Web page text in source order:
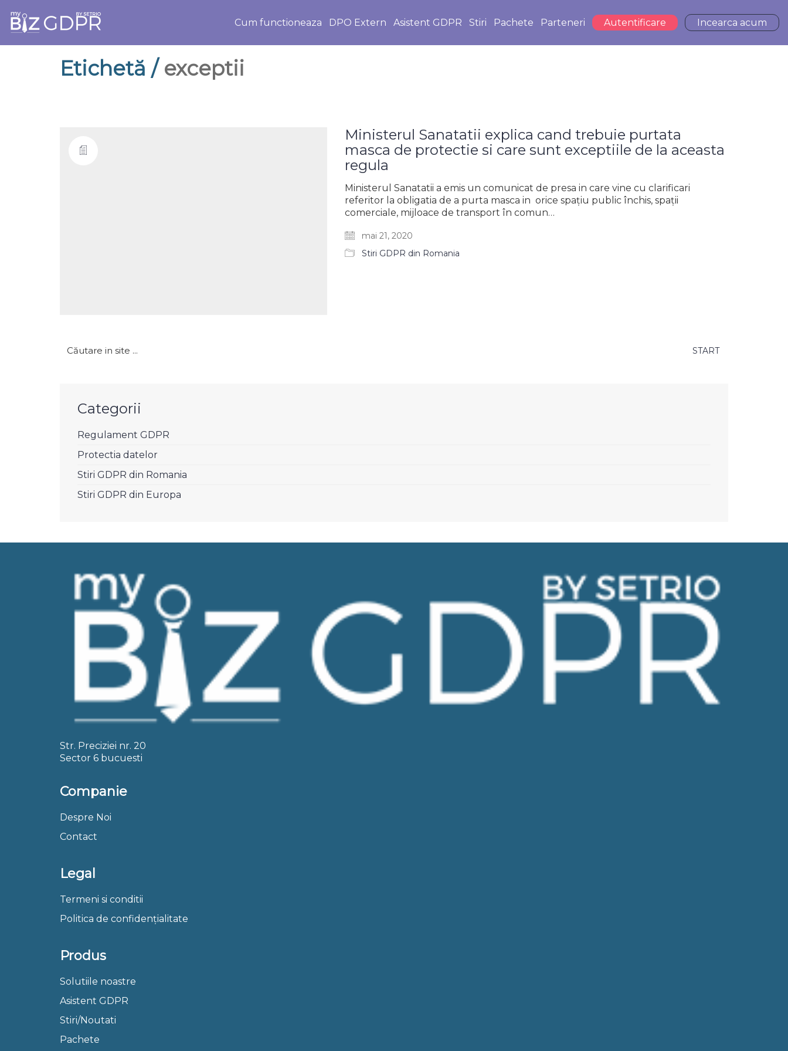
Cum functioneaza DPO Extern Asistent GDPR Stiri Pachete Parteneri Autentificare Incearca acum
Etichetă / exceptii
Ministerul Sanatatii explica cand trebuie purtata
masca de protectie si care sunt exceptiile de la aceasta
regula
Ministerul Sanatatii a emis un comunicat de presa in care vine cu clarificari
referitor la obligatia de a purta masca in orice spațiu public închis, spații
comerciale, mijloace de transport în comun…
mai 21, 2020
Stiri GDPR din Romania
după:
Categorii
Regulament GDPR
Protectia datelor
Stiri GDPR din Romania
Stiri GDPR din Europa
Str. Preciziei nr. 20
Sector 6 bucuesti
Companie
Despre Noi
Contact
Legal
Termeni si conditii
Politica de confidențialitate
Produs
Solutiile noastre
Asistent GDPR
Stiri/Noutati
Pachete